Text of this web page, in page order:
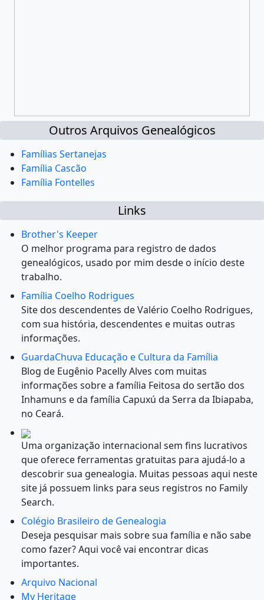
Outros Arquivos Genealógicos
Famílias Sertanejas
Família Cascão
Família Fontelles
Links
Brother's Keeper
O melhor programa para registro de dados
genealógicos, usado por mim desde o início deste
trabalho.
Família Coelho Rodrigues
Site dos descendentes de Valério Coelho Rodrigues,
com sua história, descendentes e muitas outras
informações.
GuardaChuva Educação e Cultura da Família
Blog de Eugênio Pacelly Alves com muitas
informações sobre a família Feitosa do sertão dos
Inhamuns e da família Capuxú da Serra da Ibiapaba,
no Ceará.
Uma organização internacional sem fins lucrativos
que oferece ferramentas gratuitas para ajudá-lo a
descobrir sua genealogia. Muitas pessoas aqui neste
site já possuem links para seus registros no Family
Search.
Colégio Brasileiro de Genealogia
Deseja pesquisar mais sobre sua família e não sabe
como fazer? Aqui você vai encontrar dicas
importantes.
Arquivo Nacional
My Heritage